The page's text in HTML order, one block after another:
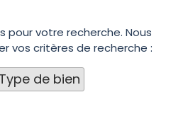
pour votre recherche. Nous
vos critères de recherche :
de bien